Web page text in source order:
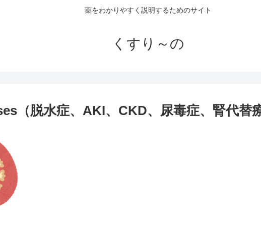
薬をわかりやすく説明するためのサイト
くすり～の
（脱水症、AKI、CKD、尿毒症、腎代替